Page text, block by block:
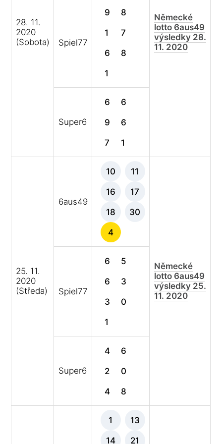
28. 11.
2020
(Sobota)
Německé
lotto 6aus49
výsledky 28.
11. 2020
Spiel77
9 8
1 7
6 8
1
Super6
6 6
9 6
7 1
25. 11.
2020
(Středa)
6aus49
10 11
16 17
18 30
4
Německé
lotto 6aus49
výsledky 25.
11. 2020
Spiel77
6 5
6 3
3 0
1
Super6
4 6
2 0
4 8
1 13
14 21